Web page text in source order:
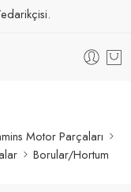
Motor Parçaları
Borular/Hortum